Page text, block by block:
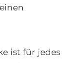
ist für jedes